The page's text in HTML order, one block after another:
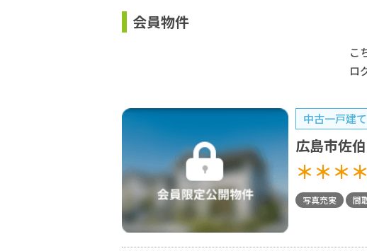
会員物件
こ
ロ
中古一戸建て
広島市佐
＊＊＊＊
写真充実 間